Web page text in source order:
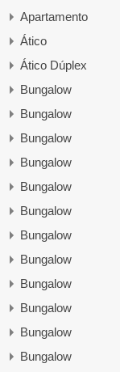
Apartamento
Ático
Ático Dúplex
Bungalow
Bungalow
Bungalow
Bungalow
Bungalow
Bungalow
Bungalow
Bungalow
Bungalow
Bungalow
Bungalow
Bungalow